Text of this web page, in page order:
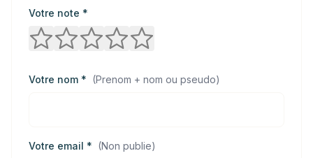
Votre note *
Votre nom * (Prenom + nom ou pseudo)
Votre email * (Non publie)